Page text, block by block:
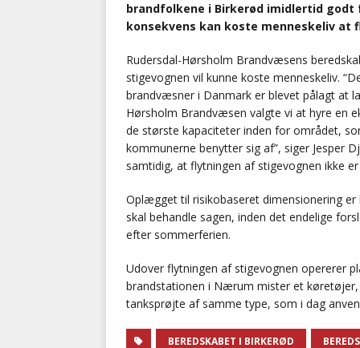
brandfolkene i Birkerød imidlertid
konsekvens kan koste menneskeliv
Rudersdal-Hørsholm Brandvæsens
stigevognen vil kunne koste menneskeliv.
brandvæsner i Danmark er blevet pålagt at
Hørsholm Brandvæsen valgte vi at hyre en
de største kapaciteter inden for området,
kommunerne benytter sig af”, siger Jesper
samtidig, at flytningen af stigevognen ikke
Oplægget til risikobaseret dimensionering
skal behandle sagen, inden det endelige
efter sommerferien.
Udover flytningen af stigevognen opererer
brandstationen i Nærum mister et
tanksprøjte af samme type, som i dag
BEREDSKABET I BIRKERØD